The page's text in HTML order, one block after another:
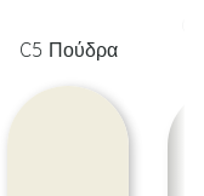
C5 Πούδρα